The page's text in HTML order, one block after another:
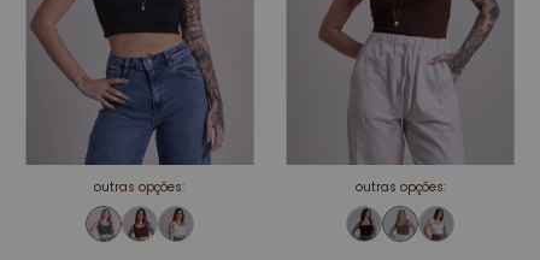
outras opções: outras opções: